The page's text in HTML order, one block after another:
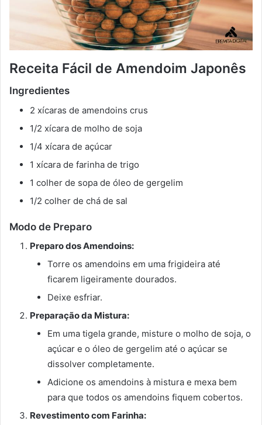
Receita Fácil de Amendoim Japonês
Ingredientes
2 xícaras de amendoins crus
1/2 xícara de molho de soja
1/4 xícara de açúcar
1 xícara de farinha de trigo
1 colher de sopa de óleo de gergelim
1/2 colher de chá de sal
Modo de Preparo
Preparo dos Amendoins:
Torre os amendoins em uma frigideira até
ficarem ligeiramente dourados.
Deixe esfriar.
Preparação da Mistura:
Em uma tigela grande, misture o molho de soja, o
açúcar e o óleo de gergelim até o açúcar se
dissolver completamente.
Adicione os amendoins à mistura e mexa bem
para que todos os amendoins fiquem cobertos.
Revestimento com Farinha: